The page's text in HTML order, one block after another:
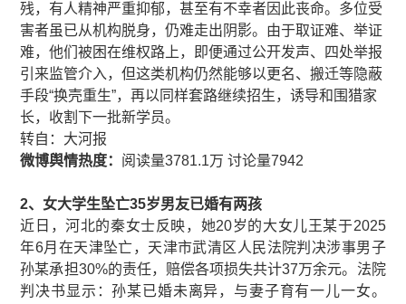
残，有人精神严重抑郁，甚至有不幸者因此丧命。多位受
害者虽已从机构脱身，仍难走出阴影。由于取证难、举证
难，他们被困在维权路上，即便通过公开发声、四处举报
引来监管介入，但这类机构仍然能够以更名、搬迁等隐蔽
手段“换壳重生”，再以同样套路继续招生，诱导和围猎家
长，收割下一批新学员。
​转自：大河报
微博舆情热度： 阅读量3781.1万 讨论量7942
2、女大学生坠亡35岁男友已婚有两孩
近日，河北的秦女士反映，她20岁的大女儿王某于2025
年6月在天津坠亡，天津市武清区人民法院判决涉事男子
孙某承担30%的责任，赔偿各项损失共计37万余元。法院
判决书显示：孙某已婚未离异，与妻子育有一儿一女。